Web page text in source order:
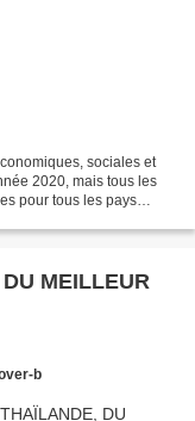
sociales et
2020, mais tous les
pour tous les pays
MEILLEUR
b